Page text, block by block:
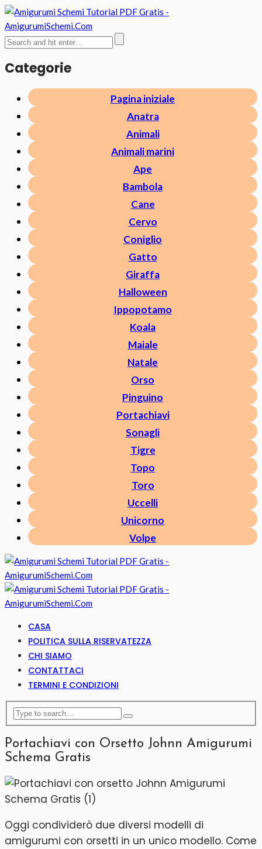
Categorie
Pagina iniziale
Anatra
Animali
Animali marini
Ape
Bambola
Cane
Cervo
Coniglio
Gatto
Giraffa
Halloween
Ippopotamo
Koala
Maiale
Natale
Orso
Pinguino
Portachiavi
Sonagli
Tigre
Topo
Toro
Uccelli
Unicorno
Volpe
CASA
POLITICA SULLA RISERVATEZZA
CHI SIAMO
CONTATTACI
TERMINI E CONDIZIONI
Portachiavi con Orsetto Johnn Amigurumi
Schema Gratis
Oggi condividerò due diversi modelli di
amigurumi con orsetti in un unico modello. Come